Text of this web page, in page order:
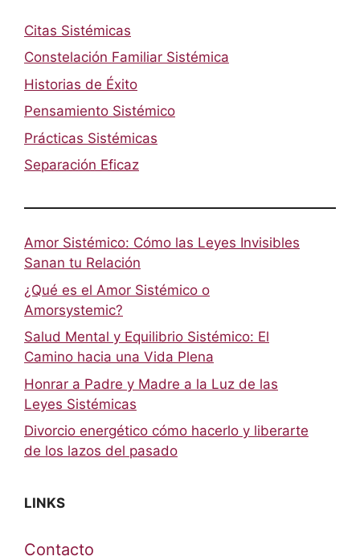
Citas Sistémicas
Constelación Familiar Sistémica
Historias de Éxito
Pensamiento Sistémico
Prácticas Sistémicas
Separación Eficaz
Amor Sistémico: Cómo las Leyes Invisibles
Sanan tu Relación
¿Qué es el Amor Sistémico o
Amorsystemic?
Salud Mental y Equilibrio Sistémico: El
Camino hacia una Vida Plena
Honrar a Padre y Madre a la Luz de las
Leyes Sistémicas
Divorcio energético cómo hacerlo y liberarte
de los lazos del pasado
LINKS
Contacto